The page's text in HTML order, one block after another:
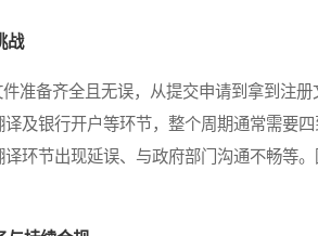
战
备齐全且无误，从提交申请到拿到注册
译及银行开户等环节，整个周期通常需要
环节出现延误、与政府部门沟通不畅等